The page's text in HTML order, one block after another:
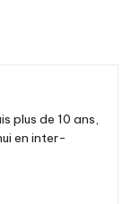
plus de 10 ans,
en inter-